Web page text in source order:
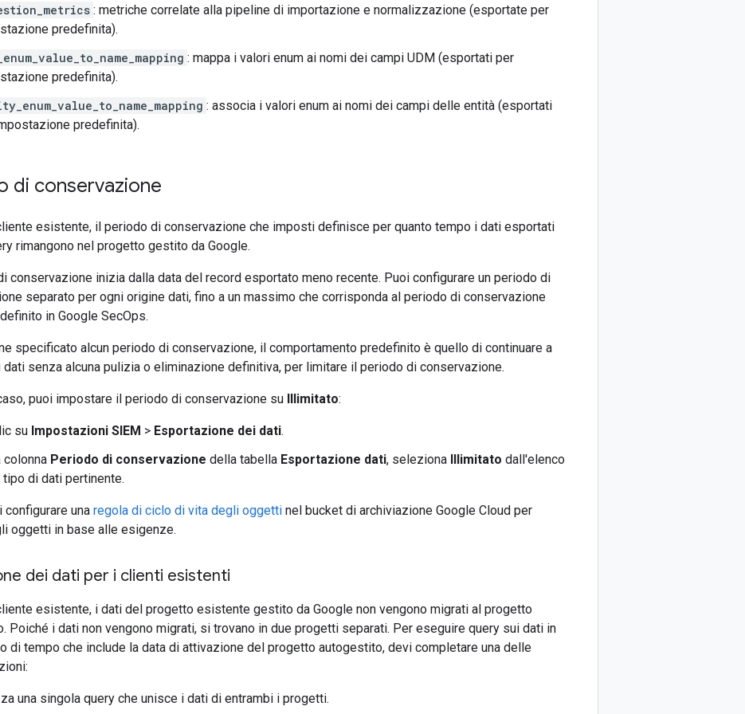
: metriche correlate alla pipeline di importazione e normalizzazione (esportate per
predefinita).
: mappa i valori enum ai nomi dei campi UDM (esportati per
predefinita).
: associa i valori enum ai nomi dei campi delle entità (esportati
predefinita).
di conservazione
esistente, il periodo di conservazione che imposti definisce per quanto tempo i dati esportati
rimangono nel progetto gestito da Google.
conservazione inizia dalla data del record esportato meno recente. Puoi configurare un periodo di
separato per ogni origine dati, fino a un massimo che corrisponda al periodo di conservazione
in Google SecOps.
specificato alcun periodo di conservazione, il comportamento predefinito è quello di continuare a
senza alcuna pulizia o eliminazione definitiva, per limitare il periodo di conservazione.
puoi impostare il periodo di conservazione su Illimitato:
su Impostazioni SIEM > Esportazione dei dati.
colonna Periodo di conservazione della tabella Esportazione dati, seleziona Illimitato dall'elenco
di dati pertinente.
configurare una regola di ciclo di vita degli oggetti nel bucket di archiviazione Google Cloud per
oggetti in base alle esigenze.
dei dati per i clienti esistenti
esistente, i dati del progetto esistente gestito da Google non vengono migrati al progetto
Poiché i dati non vengono migrati, si trovano in due progetti separati. Per eseguire query sui dati in
di tempo che include la data di attivazione del progetto autogestito, devi completare una delle
una singola query che unisce i dati di entrambi i progetti.